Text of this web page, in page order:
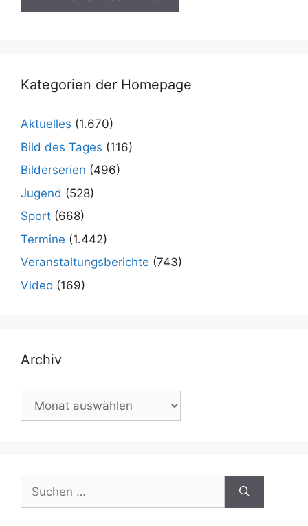
Kategorien der Homepage
Aktuelles (1.670)
Bild des Tages (116)
Bilderserien (496)
Jugend (528)
Sport (668)
Termine (1.442)
Veranstaltungsberichte (743)
Video (169)
Archiv
Archiv
nach: